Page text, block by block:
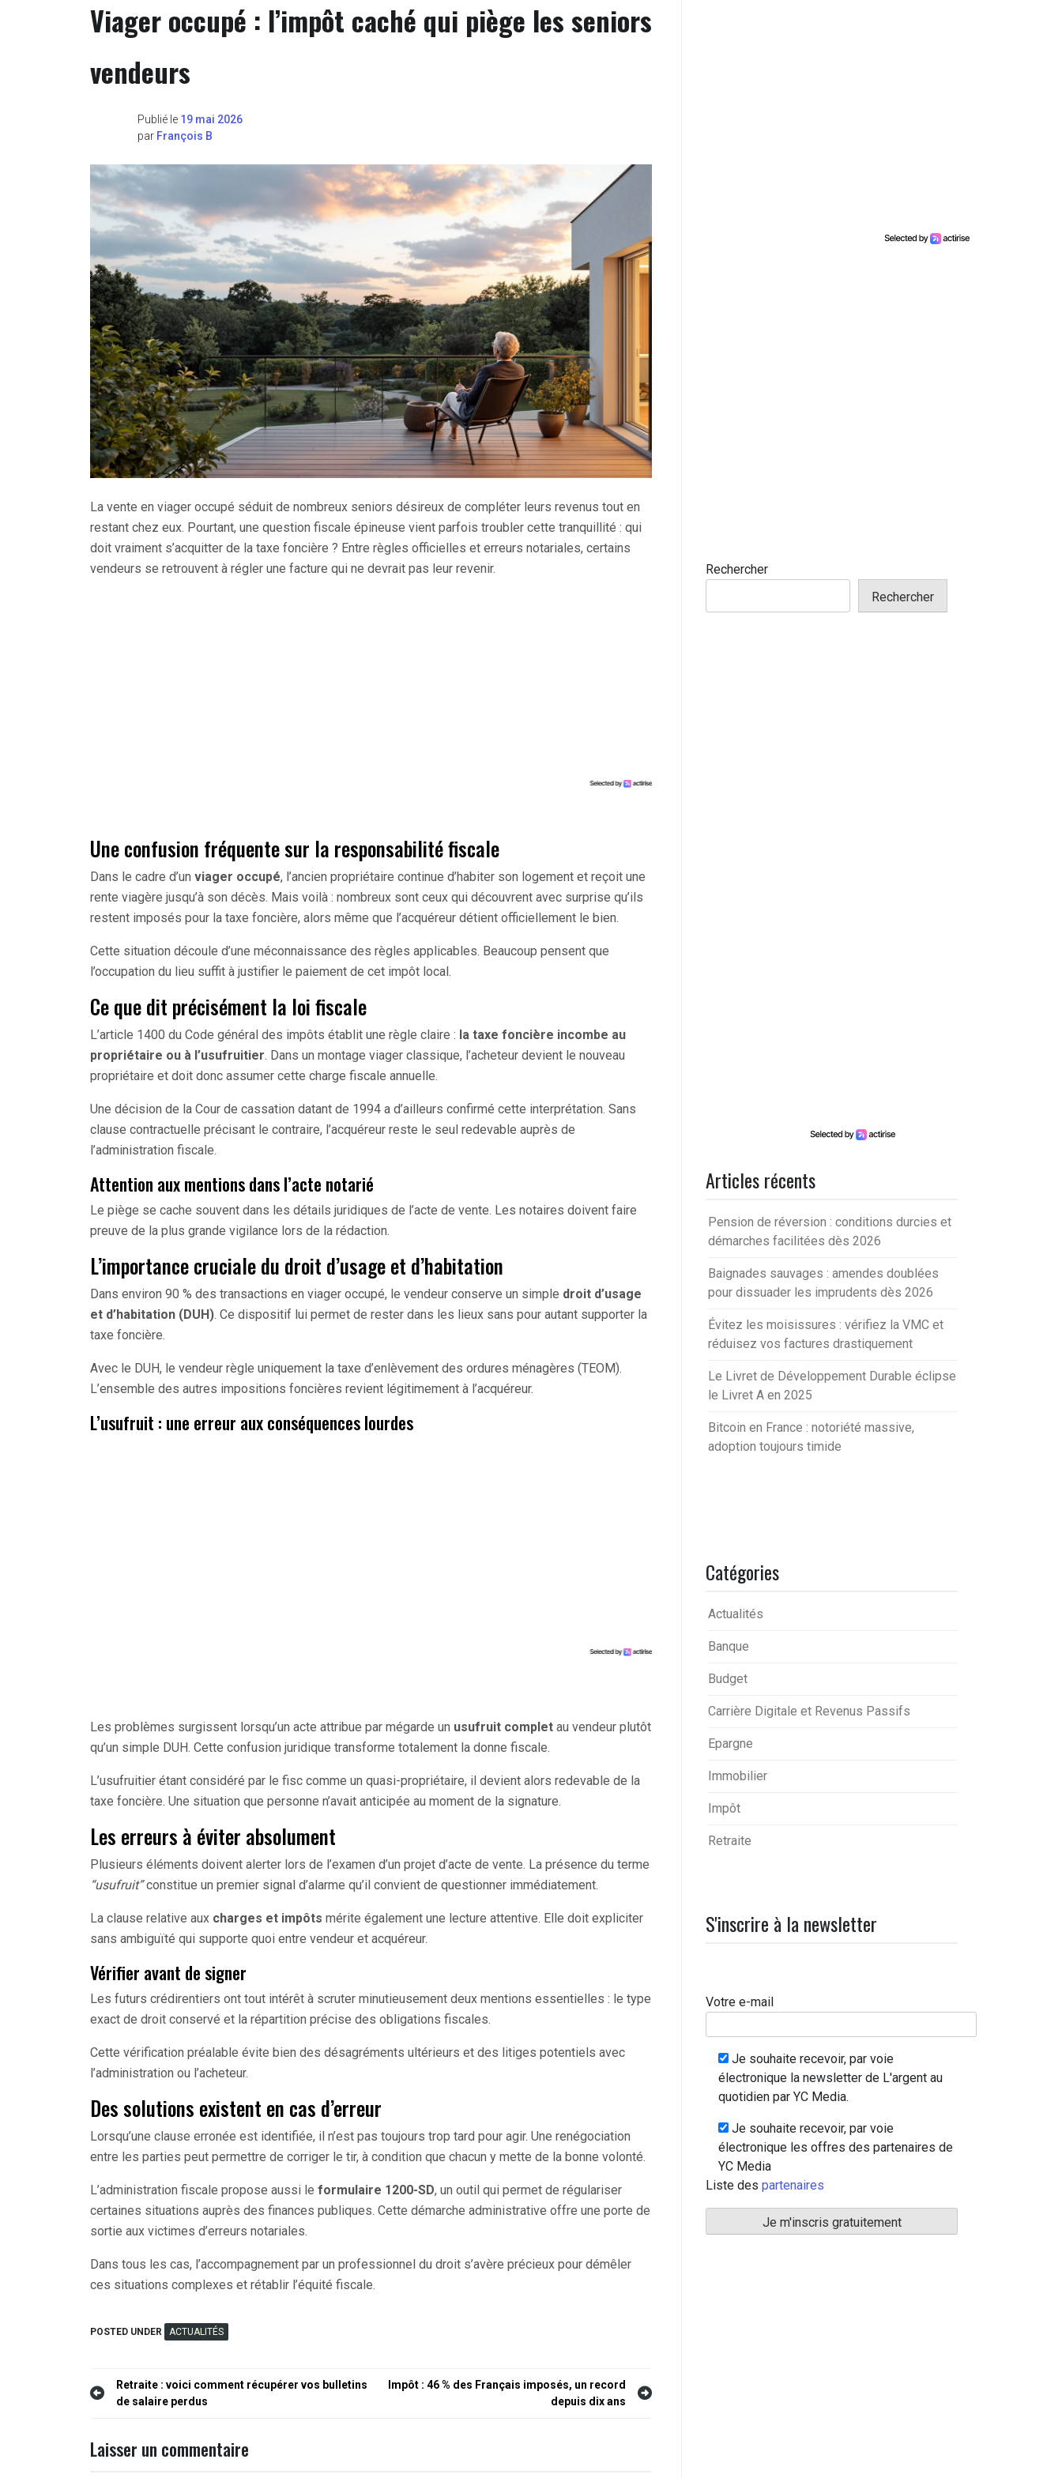
Viager occupé : l’impôt caché qui piège les seniors
vendeurs
Publié le 19 mai 2026
par François B
La vente en viager occupé séduit de nombreux seniors désireux de compléter leurs revenus tout en
restant chez eux. Pourtant, une question fiscale épineuse vient parfois troubler cette tranquillité : qui
doit vraiment s’acquitter de la taxe foncière ? Entre règles officielles et erreurs notariales, certains
vendeurs se retrouvent à régler une facture qui ne devrait pas leur revenir.
Une confusion fréquente sur la responsabilité fiscale
Dans le cadre d’un viager occupé, l’ancien propriétaire continue d’habiter son logement et reçoit une
rente viagère jusqu’à son décès. Mais voilà : nombreux sont ceux qui découvrent avec surprise qu’ils
restent imposés pour la taxe foncière, alors même que l’acquéreur détient officiellement le bien.
Cette situation découle d’une méconnaissance des règles applicables. Beaucoup pensent que
l’occupation du lieu suffit à justifier le paiement de cet impôt local.
Ce que dit précisément la loi fiscale
L’article 1400 du Code général des impôts établit une règle claire : la taxe foncière incombe au
propriétaire ou à l’usufruitier. Dans un montage viager classique, l’acheteur devient le nouveau
propriétaire et doit donc assumer cette charge fiscale annuelle.
Une décision de la Cour de cassation datant de 1994 a d’ailleurs confirmé cette interprétation. Sans
clause contractuelle précisant le contraire, l’acquéreur reste le seul redevable auprès de
l’administration fiscale.
Attention aux mentions dans l’acte notarié
Le piège se cache souvent dans les détails juridiques de l’acte de vente. Les notaires doivent faire
preuve de la plus grande vigilance lors de la rédaction.
L’importance cruciale du droit d’usage et d’habitation
Dans environ 90 % des transactions en viager occupé, le vendeur conserve un simple droit d’usage
et d’habitation (DUH). Ce dispositif lui permet de rester dans les lieux sans pour autant supporter la
taxe foncière.
Avec le DUH, le vendeur règle uniquement la taxe d’enlèvement des ordures ménagères (TEOM).
L’ensemble des autres impositions foncières revient légitimement à l’acquéreur.
L’usufruit : une erreur aux conséquences lourdes
Les problèmes surgissent lorsqu’un acte attribue par mégarde un usufruit complet au vendeur plutôt
qu’un simple DUH. Cette confusion juridique transforme totalement la donne fiscale.
L’usufruitier étant considéré par le fisc comme un quasi-propriétaire, il devient alors redevable de la
taxe foncière. Une situation que personne n’avait anticipée au moment de la signature.
Les erreurs à éviter absolument
Plusieurs éléments doivent alerter lors de l’examen d’un projet d’acte de vente. La présence du terme
“usufruit”constitue un premier signal d’alarme qu’il convient de questionner immédiatement.
La clause relative aux charges et impôts mérite également une lecture attentive. Elle doit expliciter
sans ambiguïté qui supporte quoi entre vendeur et acquéreur.
Vérifier avant de signer
Les futurs crédirentiers ont tout intérêt à scruter minutieusement deux mentions essentielles : le type
exact de droit conservé et la répartition précise des obligations fiscales.
Cette vérification préalable évite bien des désagréments ultérieurs et des litiges potentiels avec
l’administration ou l’acheteur.
Des solutions existent en cas d’erreur
Lorsqu’une clause erronée est identifiée, il n’est pas toujours trop tard pour agir. Une renégociation
entre les parties peut permettre de corriger le tir, à condition que chacun y mette de la bonne volonté.
L’administration fiscale propose aussi le formulaire 1200-SD, un outil qui permet de régulariser
certaines situations auprès des finances publiques. Cette démarche administrative offre une porte de
sortie aux victimes d’erreurs notariales.
Dans tous les cas, l’accompagnement par un professionnel du droit s’avère précieux pour démêler
ces situations complexes et rétablir l’équité fiscale.
POSTED UNDER ACTUALITÉS
Navigation
l’article
Retraite : voici comment récupérer vos bulletins
de salaire perdus
Impôt : 46 % des Français imposés, un record
depuis dix ans
Laisser un commentaire
Rechercher
Rechercher
Articles récents
Pension de réversion : conditions durcies et
démarches facilitées dès 2026
Baignades sauvages : amendes doublées
pour dissuader les imprudents dès 2026
Évitez les moisissures : vérifiez la VMC et
réduisez vos factures drastiquement
Le Livret de Développement Durable éclipse
le Livret A en 2025
Bitcoin en France : notoriété massive,
adoption toujours timide
Catégories
Actualités
Banque
Budget
Carrière Digitale et Revenus Passifs
Epargne
Immobilier
Impôt
Retraite
S'inscrire à la newsletter
Votre e-mail
Je souhaite recevoir, par voie
électronique la newsletter de L'argent au
quotidien par YC Media.
Je souhaite recevoir, par voie
électronique les offres des partenaires de
YC Media
Liste des partenaires